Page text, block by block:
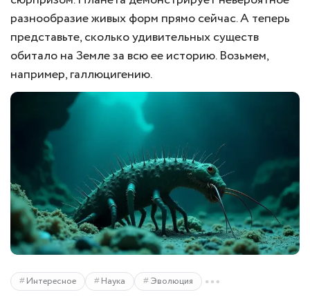
разнообразие живых форм прямо сейчас. А теперь
представьте, сколько удивительных существ
обитало на Земле за всю ее историю. Возьмем,
например, галлюцигению.
Интересное Наука Эволюция